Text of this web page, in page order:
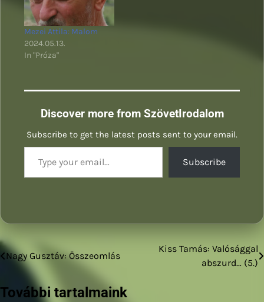
Mezei Attila: Malom
2024.05.13.
In "Próza"
Discover more from SzövetIrodalom
Subscribe to get the latest posts sent to your email.
Type your email…
Subscribe
Bejegyzés
navigáció
Nagy Gusztáv: Összeomlás
Kiss Tamás: Valósággal
abszurd… (5.)
További tartalmaink